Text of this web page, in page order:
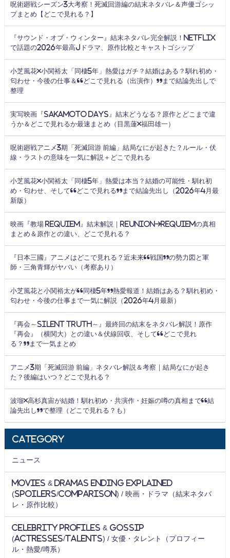
呪術廻戦シーズン3大考察！死滅回游編の結末ネタバレ＆声優ゴシッ
プまとめ【どこで見れる？】
『サウンド・オブ・ウィンター』結末ネタバレ完全解説！Netflix
で話題の2026年最高Jドラマ、原作比較とキャストゴシップ
小芝風花×小関裕太「同棲5年」熱愛はガチ？結婚はある？馴れ初め・
匂わせ・今後の仕事＆“どこで見れる（出演作）”まで結論先出しで
整理
実写映画『SAKAMOTO DAYS』結末どうなる？原作とどこまで違
うか＆どこで見れるか最速まとめ（目黒蓮×福田雄一）
呪術廻戦アニメ3期「死滅回游 前編」結局なにが起きた？ルール・伏
線・ラストの意味を一気に解説＋どこで見れる
小芝風花×小関裕太「同棲5年」熱愛は本当？結婚の可能性・馴れ初
め・匂わせ、そして“どこで見れる”まで結論先出し（2026年4月最
新版）
映画『教場 Requiem』結末解説｜Reunion→Requiemの真相
まとめ＆原作との違い、どこで見れる？
『日本三國』アニメはどこで見れる？近未来“戦国”の勢力図と軍
師・三角青輝がヤバい（考察あり）
小芝風花と小関裕太が“同棲5年”熱愛報道！結婚はある？馴れ初め・
匂わせ・今後の仕事まで一気に解説（2026年4月最新）
『再会～Silent Truth～』最終回の結末をネタバレ解説！原作
『再会』（横関大）との違い＆伏線回収、そして“どこで見れ
る？”まで一気まとめ
アニメ3期「死滅回游 前編」ネタバレ解説＆考察｜結局なにが起き
た？後編はいつ？どこで見れる？
波瑠×高杉真宙が結婚！馴れ初め・共演作・妊娠の噂の真相まで“結
論先出し”で整理（どこで見れる？も）
Category
ニュース
Movies & Dramas Ending Explained
(Spoilers/Comparison) / 映画・ドラマ（結末ネタバ
レ・原作比較）
Celebrity Profiles & Gossip
(Actresses/Talents) / 女優・タレント（プロフィー
ル・熱愛/噂系）